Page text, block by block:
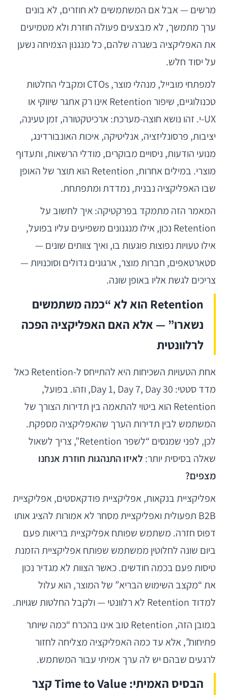
מרשים — אבל אם המשתמשים לא חוזרים, לא בונים
ערך מתמשך, לא מבצעים פעולה חוזרת ולא מטמיעים
את האפליקציה בשגרה שלהם, כל מנגנון הצמיחה נשען
על יסוד חלש.
למפתחי מובייל, מנהלי מוצר, CTOs ומקבלי החלטות
טכנולוגיים, שיפור Retention אינו רק אתגר שיווקי או
UX-י. זהו נושא חוצה-מערכת: ארכיטקטורה, זמן טעינה,
יציבות, פרסונליזציה, אנליטיקה, איכות האונבורדינג,
מנועי הודעות, ניסויים מבוקרים, מודלי הרשאות, ותעדוף
מוצרי. במילים אחרות, Retention הוא תוצר של האופן
שבו האפליקציה נבנית, נמדדת ומתפתחת.
המאמר הזה מתמקד בפרקטיקה: איך לחשוב על
Retention נכון, אילו מנגנונים משפיעים עליו בפועל,
אילו טעויות נפוצות פוגעות בו, ואיך צוותים שונים —
סטארטאפים, חברות מוצר, ארגונים גדולים וסוכנויות —
צריכים לגשת אליו באופן שונה.
Retention הוא לא “כמה משתמשים
נשארו” — אלא האם האפליקציה הפכה
לרלוונטית
אחת הטעויות השכיחות היא להתייחס ל-Retention כאל
מדד סטטי: Day 1, Day 7, Day 30, וזהו. בפועל,
Retention הוא ביטוי להתאמה בין תדירות הצורך של
המשתמש לבין תדירות הערך שהאפליקציה מספקת.
לכן, לפני שמנסים “לשפר Retention”, צריך לשאול
שאלה בסיסית יותר: לאיזו התנהגות חוזרת אנחנו
מצפים?
אפליקציית בנקאות, אפליקציית פודקאסטים, אפליקציית
B2B תפעולית ואפליקציית מסחר לא אמורות להציג אותו
דפוס חזרה. משתמש שפותח אפליקציית בריאות פעם
ביום שונה לחלוטין ממשתמש שפותח אפליקציית הזמנת
טיסות פעם בכמה חודשים. כאשר הצוות לא מגדיר נכון
את “מקצב השימוש הבריא” של המוצר, הוא עלול
למדוד Retention לא רלוונטי — ולקבל החלטות שגויות.
במובן הזה, Retention טוב אינו בהכרח “כמה שיותר
פתיחות”, אלא עד כמה האפליקציה מצליחה לחזור
לרגעים שבהם יש לה ערך אמיתי עבור המשתמש.
הבסיס האמיתי: Time to Value קצר